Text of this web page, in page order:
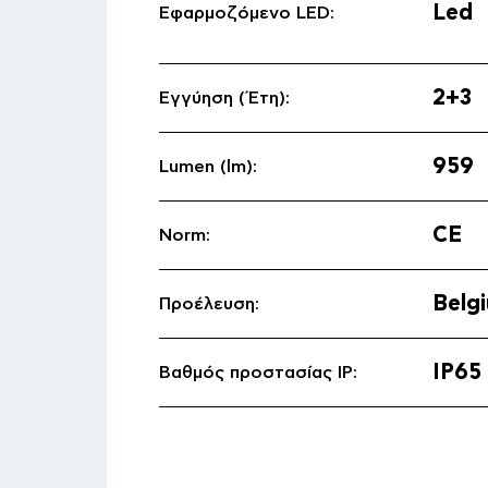
Εφαρμοζόμενο LED: Led
Εγγύηση (Έτη): 2+3
Lumen (lm): 959
Norm: CE
Προέλευση:
Βαθμός προστασίας IP: IP65